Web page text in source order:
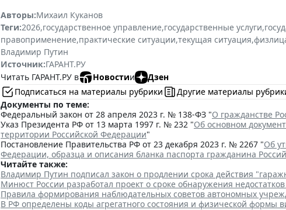
Авторы:Михаил Куканов
Теги:2026,государственное управление,государственные услуги,
правоприменение,практические ситуации,текущая ситуация,
Владимир Путин
Источник:ГАРАНТ.РУ
Читать ГАРАНТ.РУ в
Новостии
Дзен
Подписаться на материалы рубрики
Другие материалы
Документы по теме:
Федеральный закон от 28 апреля 2023 г. № 138-ФЗ "О гражданстве
Указ Президента РФ от 13 марта 1997 г. № 232 "Об основном
территории Российской Федерации"
Постановление Правительства РФ от 23 декабря 2023 г. № 2267 "Об
Федерации, образца и описания бланка паспорта гражданина
Читайте также:
Владимир Путин подписал закон о продлении срока действия
Минюст России разработал проект о сроке обнаружения
Правила формирования наблюдательных советов автономных
В РФ определены коды агрегатного состояния и физической формы